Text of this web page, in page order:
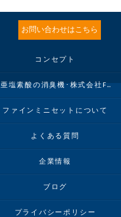
お問い合わせはこちら
コンセプト
次亜塩素酸の消臭機･株式会社FMIの評判
ファインミニセットについて
よくある質問
企業情報
ブログ
プライバシーポリシー